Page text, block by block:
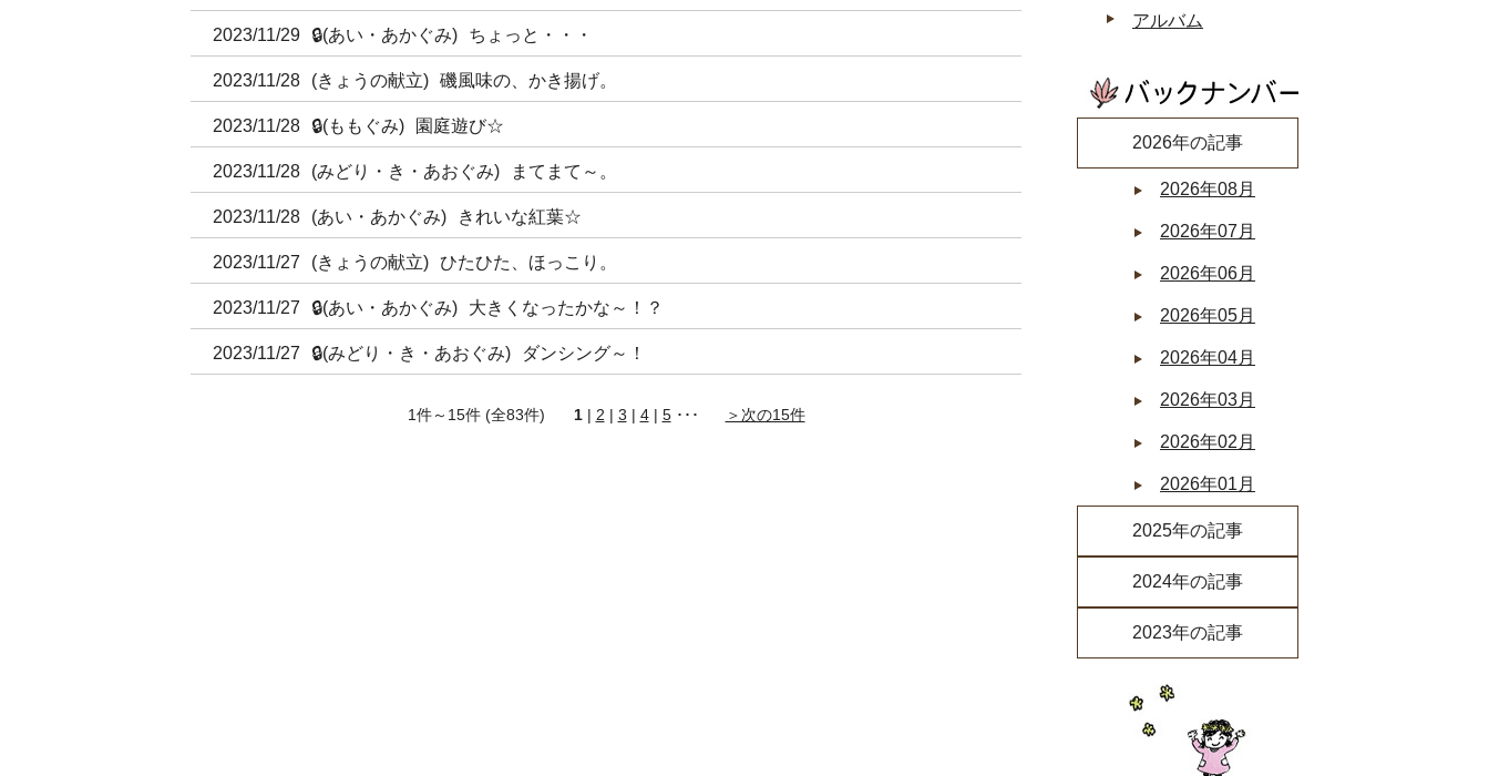
2023/11/29 🔒(あい・あかぐみ) ちょっと・・・
2023/11/28 (きょうの献立) 磯風味の、かき揚げ。
2023/11/28 🔒(ももぐみ) 園庭遊び☆
2023/11/28 (みどり・き・あおぐみ) まてまて～。
2023/11/28 (あい・あかぐみ) きれいな紅葉☆
2023/11/27 (きょうの献立) ひたひた、ほっこり。
2023/11/27 🔒(あい・あかぐみ) 大きくなったかな～！？
2023/11/27 🔒(みどり・き・あおぐみ) ダンシング～！
1件～15件 (全83件) 1| 2 | 3 | 4| 5･･･ ＞次の15件
アルバム
2026年の記事
2026年08月
2026年07月
2026年06月
2026年05月
2026年04月
2026年03月
2026年02月
2026年01月
2025年の記事
2025年12月
2025年11月
2025年10月
2025年09月
2025年08月
2024年の記事
2024年12月
2024年09月
2023年の記事
2023年11月
2023年10月